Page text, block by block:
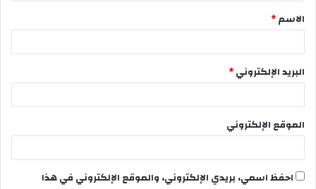
الاسم*
البريد الإلكتروني*
الموقع الإلكتروني
احفظ اسمي، بريدي الإلكتروني، والموقع الإلكتروني في هذا